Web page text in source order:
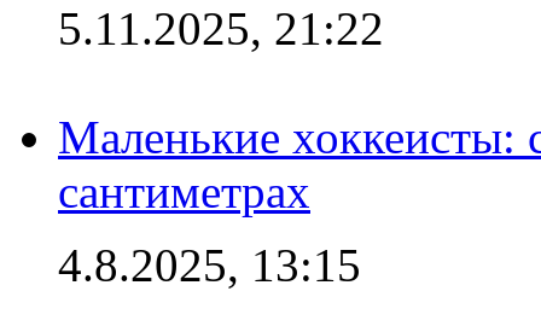
5.11.2025, 21:22
Маленькие хоккеисты:
сантиметрах
4.8.2025, 13:15